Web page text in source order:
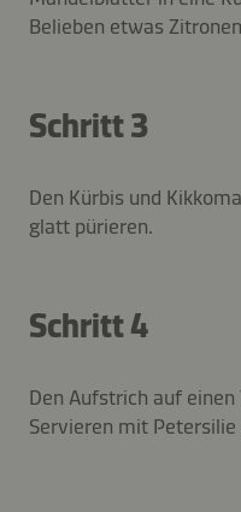
Belieben etwas
Schritt 3
Den Kürbis und
glatt pürieren.
Schritt 4
Den Aufstrich auf
Servieren mit Petersilie